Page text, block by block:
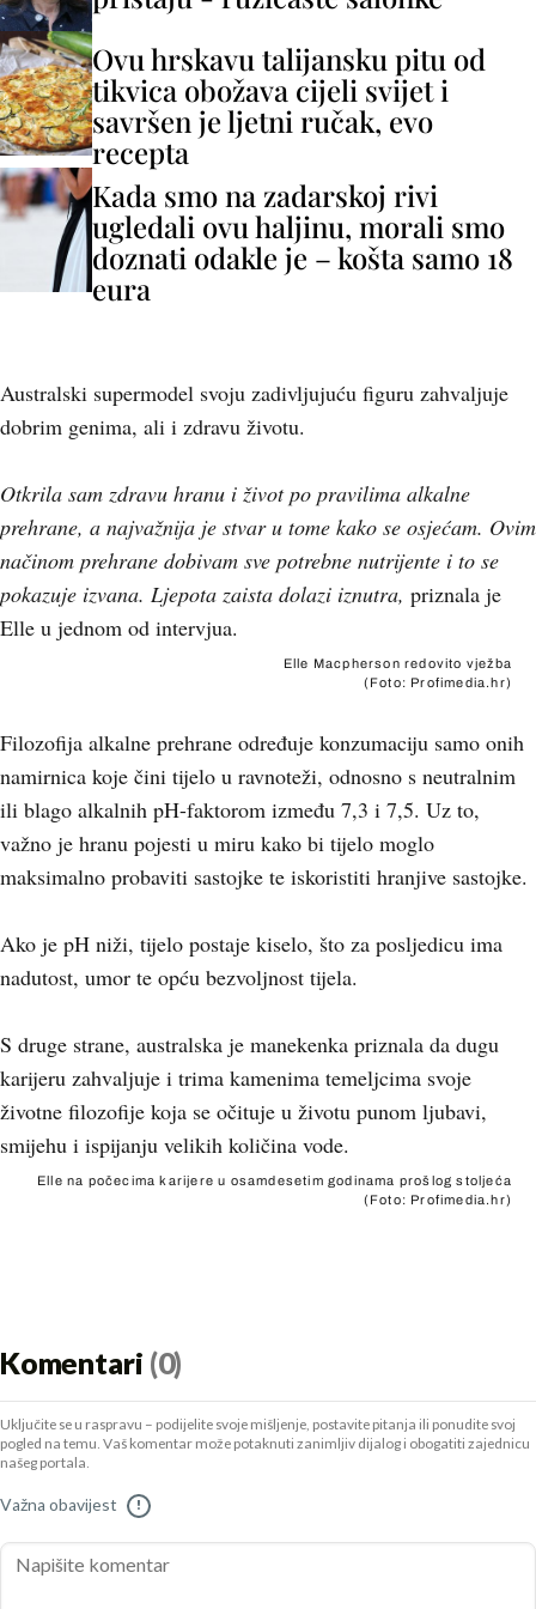
Ovu hrskavu talijansku pitu od
tikvica obožava cijeli svijet i
savršen je ljetni ručak, evo
recepta
Kada smo na zadarskoj rivi
ugledali ovu haljinu, morali smo
doznati odakle je – košta samo 18
eura
Australski supermodel svoju zadivljujuću figuru zahvaljuje
dobrim genima, ali i zdravu životu.
Otkrila sam zdravu hranu i život po pravilima alkalne
prehrane, a najvažnija je stvar u tome kako se osjećam. Ovim
načinom prehrane dobivam sve potrebne nutrijente i to se
pokazuje izvana. Ljepota zaista dolazi iznutra, priznala je
Elle u jednom od intervjua.
Elle Macpherson redovito vježba
(Foto: Profimedia.hr)
Filozofija alkalne prehrane određuje konzumaciju samo onih
namirnica koje čini tijelo u ravnoteži, odnosno s neutralnim
ili blago alkalnih pH-faktorom između 7,3 i 7,5. Uz to,
važno je hranu pojesti u miru kako bi tijelo moglo
maksimalno probaviti sastojke te iskoristiti hranjive sastojke.
Ako je pH niži, tijelo postaje kiselo, što za posljedicu ima
nadutost, umor te opću bezvoljnost tijela.
S druge strane, australska je manekenka priznala da dugu
karijeru zahvaljuje i trima kamenima temeljcima svoje
životne filozofije koja se očituje u životu punom ljubavi,
smijehu i ispijanju velikih količina vode.
Elle na počecima karijere u osamdesetim godinama prošlog stoljeća
(Foto: Profimedia.hr)
Komentari (0)
Uključite se u raspravu – podijelite svoje mišljenje, postavite pitanja ili ponudite svoj
pogled na temu. Vaš komentar može potaknuti zanimljiv dijalog i obogatiti zajednicu
našeg portala.
Važna obavijest !